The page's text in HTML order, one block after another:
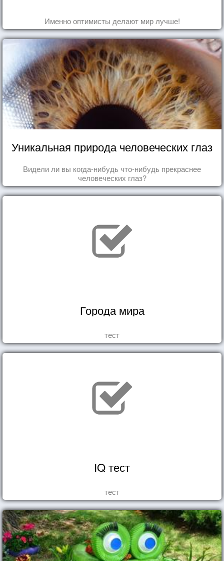
Именно оптимисты делают мир лучше!
Уникальная природа человеческих глаз
Видели ли вы когда-нибудь что-нибудь прекраснее
человеческих глаз?
Города мира
тест
IQ тест
тест